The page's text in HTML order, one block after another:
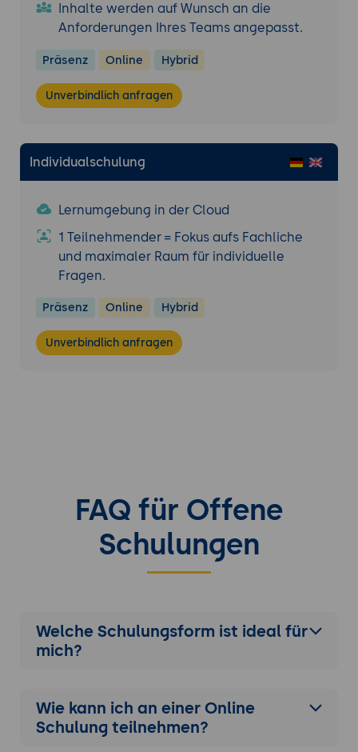
Inhalte werden auf Wunsch an die
Anforderungen Ihres Teams angepasst.
Präsenz Online Hybrid
Unverbindlich anfragen
Individualschulung
Lernumgebung in der Cloud
1 Teilnehmender = Fokus aufs Fachliche
und maximaler Raum für individuelle
Fragen.
Präsenz Online Hybrid
Unverbindlich anfragen
FAQ für Offene
Schulungen
Welche Schulungsform ist ideal für
mich?
Wie kann ich an einer Online
Schulung teilnehmen?